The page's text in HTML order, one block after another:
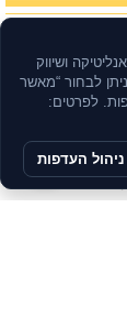
ושיווק
לבחור “מאשר
לפרטים:
ניהול העדפות